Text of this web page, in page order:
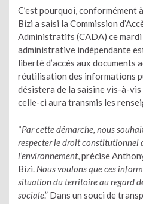
C’est pourquoi, conformément
Bizi a saisi la Commission
Administratifs (CADA) ce
administrative indépendante
liberté d’accès aux documents
réutilisation des informations
désistera de la saisine vis-à-vis
celle-ci aura transmis les
“Par cette démarche, nous
respecter le droit constitutionnel
l’environnement, précise
Bizi. Nous voulons que ces
situation du territoire au regard
sociale.” Dans un souci de